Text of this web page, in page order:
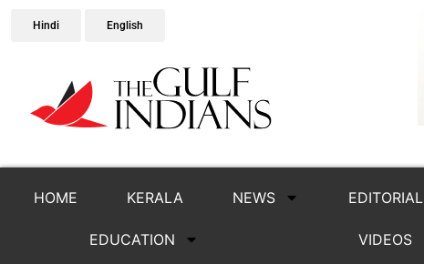
Hindi English
HOME KERALA NEWS EDITORIAL
EDUCATION VIDEOS